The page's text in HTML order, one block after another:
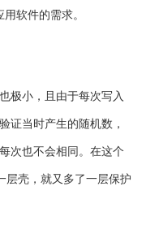
软件的需求。
极小，且由于每次写入
证当时产生的随机数，
次也不会相同。在这个
层壳，就又多了一层保护